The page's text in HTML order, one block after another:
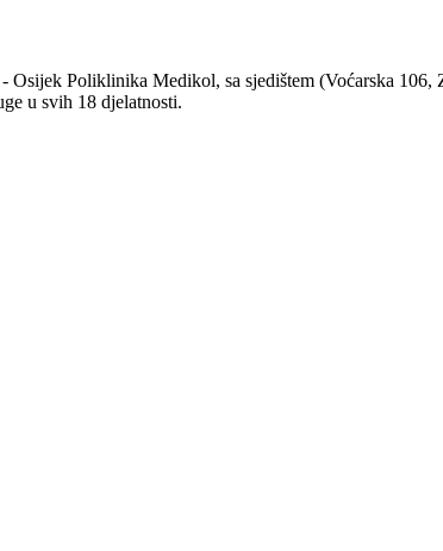
Poliklinika Medikol, sa sjedištem (Voćarska 106,
u svih 18 djelatnosti.